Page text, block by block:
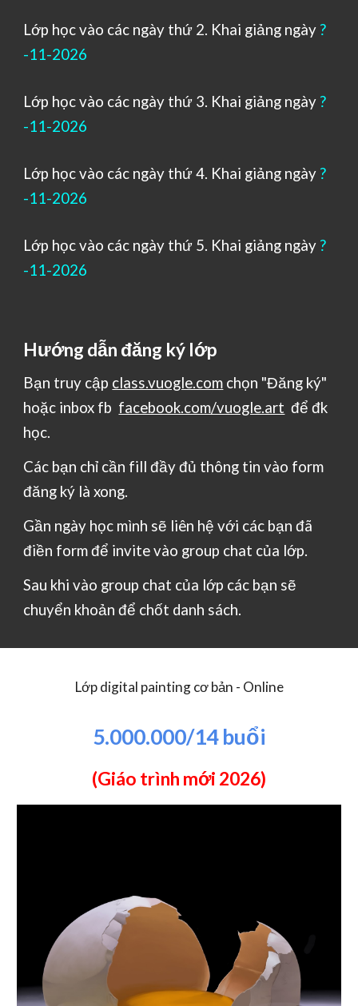
Lớp học vào các ngày thứ 2. Khai giảng ngày ?
-11-2026
Lớp học vào các ngày thứ 3. Khai giảng ngày ?
-11-2026
Lớp học vào các ngày thứ4. Khai giảng ngày ?
-11-2026
Lớp học vào các ngày thứ 5. Khai giảng ngày ?
-11-2026
Hướng dẫn đăng ký lớp
Bạn truy cập class.vuogle.com chọn "Đăng ký"
hoặc inbox fb facebook.com/vuogle.art để đk
học.
Các bạn chỉ cần fill đầy đủ thông tin vào form
đăng ký là xong.
Gần ngày học mình sẽ liên hệ với các bạn đã
điền form để invite vào group chat của lớp.
Sau khi vào group chat của lớp các bạn sẽ
chuyển khoản để chốt danh sách.
Lớp digital painting cơ bản - Online
5.000.000/14 buổi
(Giáo trình mới 2026)